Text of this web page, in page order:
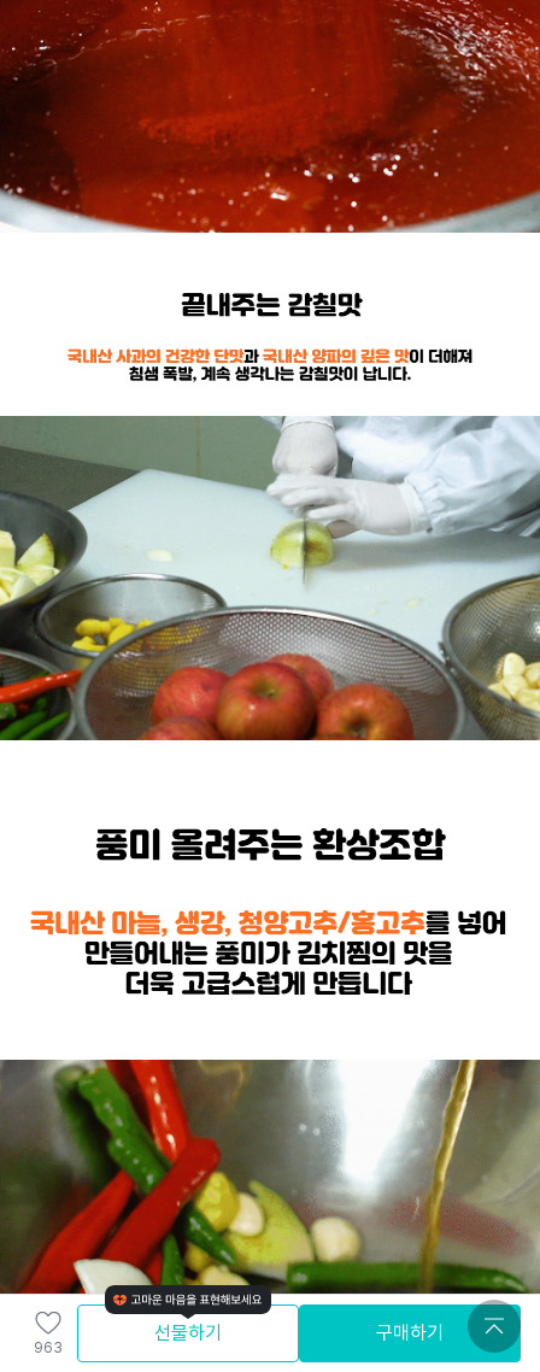
963
선물하기 구매하기